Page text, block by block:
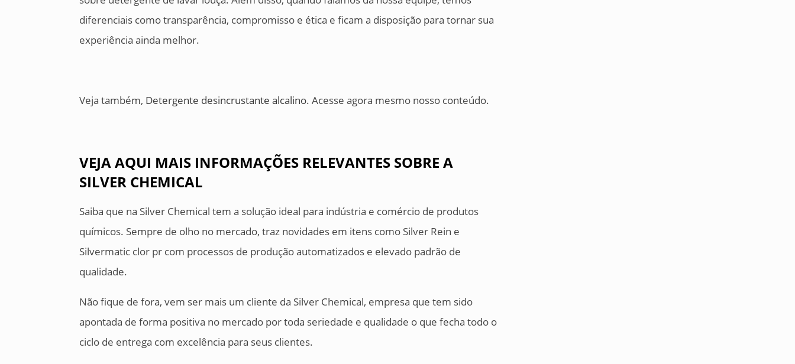
diferenciais como transparência, compromisso e ética e ficam a disposição para tornar sua
experiência ainda melhor.
Veja também, Detergente desincrustante alcalino. Acesse agora mesmo nosso conteúdo.
VEJA AQUI MAIS INFORMAÇÕES RELEVANTES SOBRE A
SILVER CHEMICAL
Saiba que na Silver Chemical tem a solução ideal para indústria e comércio de produtos
químicos. Sempre de olho no mercado, traz novidades em itens como Silver Rein e
Silvermatic clor pr com processos de produção automatizados e elevado padrão de
qualidade.
Não fique de fora, vem ser mais um cliente da Silver Chemical, empresa que tem sido
apontada de forma positiva no mercado por toda seriedade e qualidade o que fecha todo o
ciclo de entrega com excelência para seus clientes.